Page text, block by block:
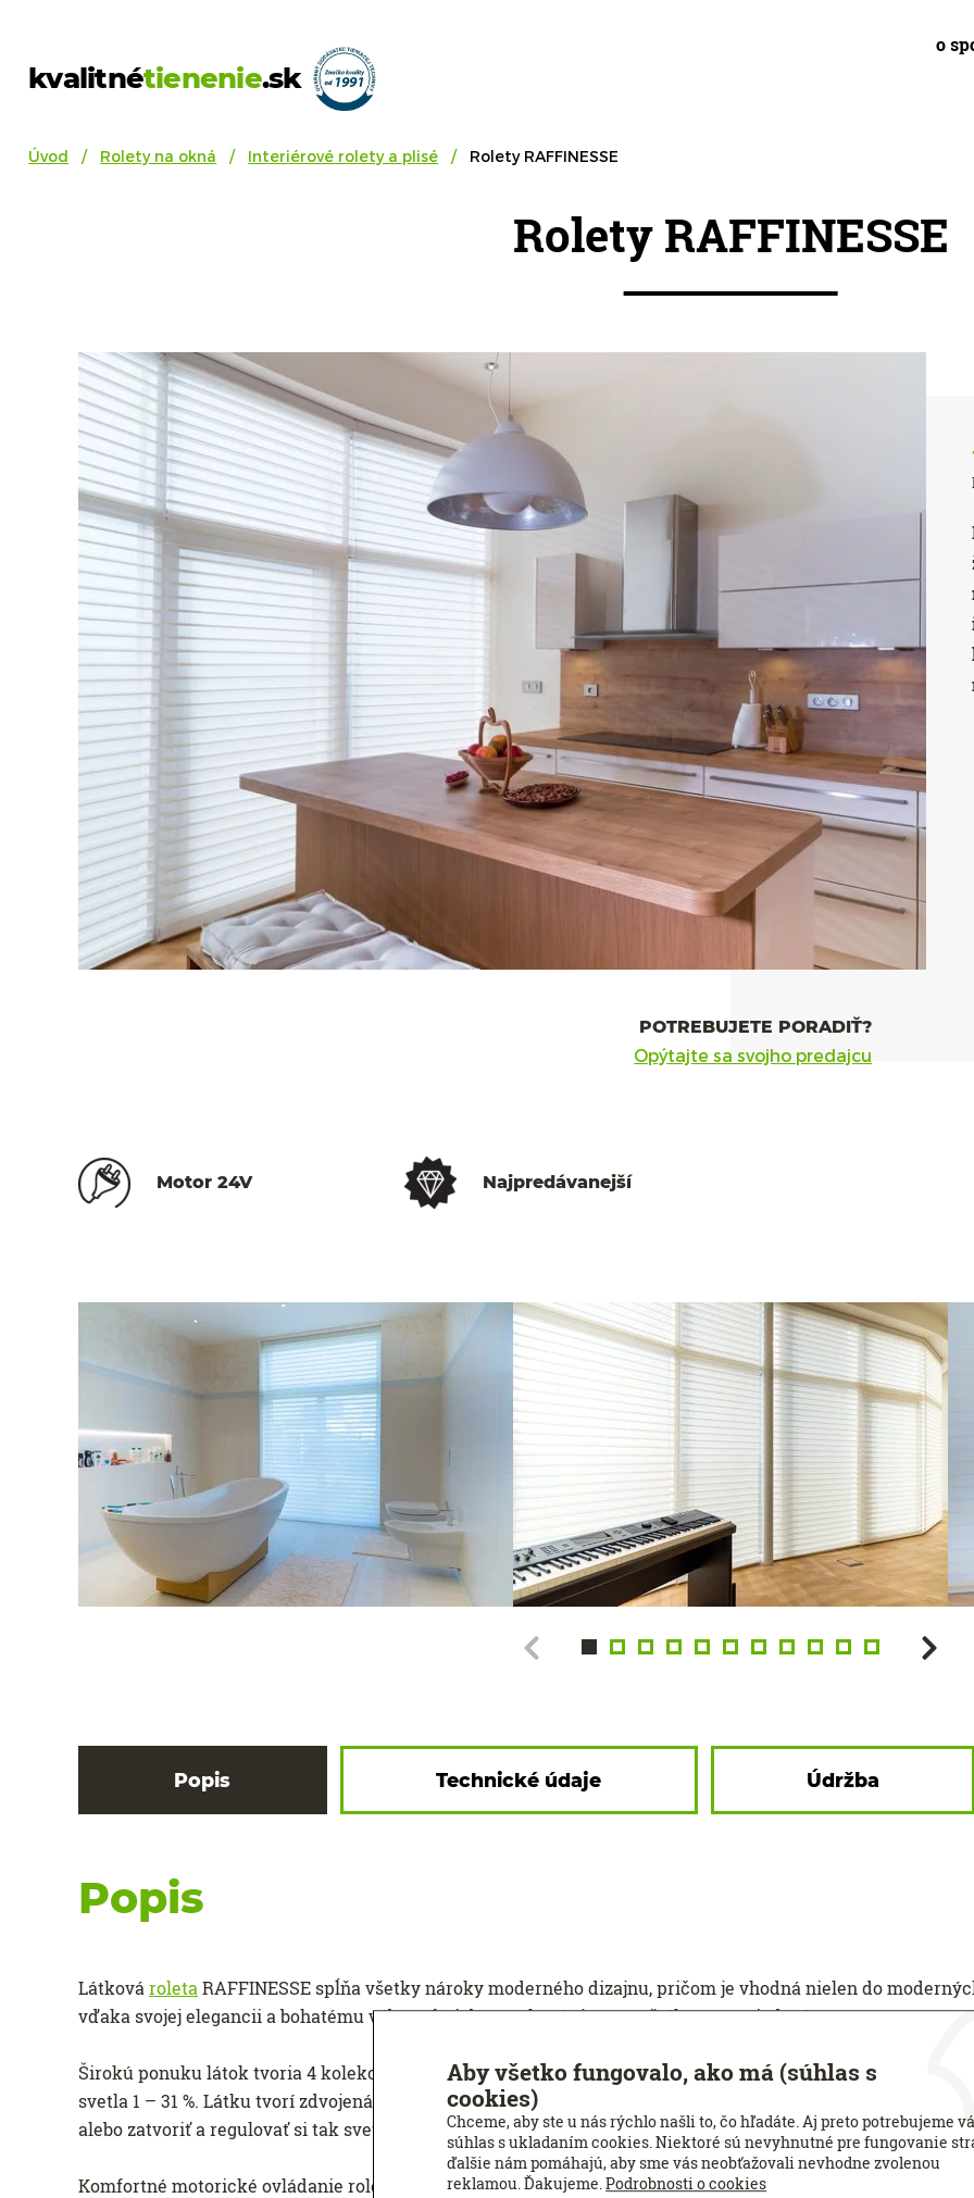
kvalitnétienenie.sk
o
Úvod Rolety na okná Interiérové rolety a plisé Rolety RAFFINESSE
Rolety RAFFINESSE
POTREBUJETE PORADIŤ?
Opýtajte sa svojho predajcu
Motor 24V Najpredávanejší
Popis Technické údaje Údržba
Popis
Látková roleta RAFFINESSE spĺňa všetky nároky moderného dizajnu, pričom je vhodná nielen do
vďaka svojej elegancii a bohatému výberu farieb sa uplatní aj v retro štýlovom zariadení.
Širokú ponuku látok tvoria 4 kolekcie - Purist, Refresh, Natur-look, Black&White. Spolu až 19
svetla 1 – 31 %. Látku tvorí zdvojená tkanina, ktorá má vo vnútri 55 mm široké pásy. Posúvaním
je
alebo zatvoriť a regulovať si tak svetlo. Látkuje možné otvárať a zatvárať iba v najnižšej polohe naklápaním
Komfortné motorické ovládanie rolety RAFFINESSE umožňujeovládanie každejrolety
Aby všetko fungovalo, ako má (súhlas s
cookies)
Chceme, aby ste u nás rýchlo našli to, čo hľadáte. Aj preto potrebujeme
súhlas s ukladaním cookies. Niektoré sú nevyhnutné pre fungovanie
ďalšie nám pomáhajú, aby sme vás neobťažovali nevhodne zvolenou
reklamou. Ďakujeme.Podrobnosti o cookies